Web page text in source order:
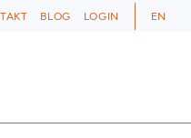
BLOG LOGIN EN